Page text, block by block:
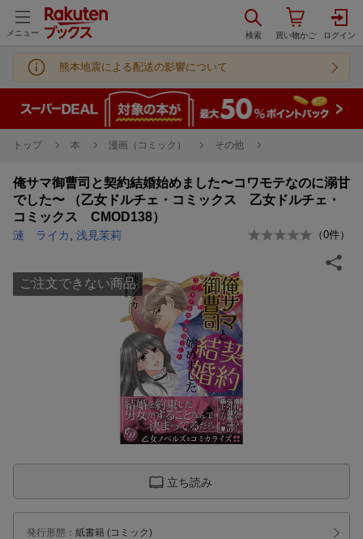
メニュー
熊本地震による配送の影響について
トップ 本 漫画（コミック） その他
俺サマ御曹司と契約結婚始めました〜コワモテなのに溺甘
でした〜 （乙女ドルチェ・コミックス 乙女ドルチェ・
コミックス CMOD138）
漣 ライカ 浅見茉莉 （0件）
ご注文できない商品
立ち読み
発行形態 ： 紙書籍 (コミック)